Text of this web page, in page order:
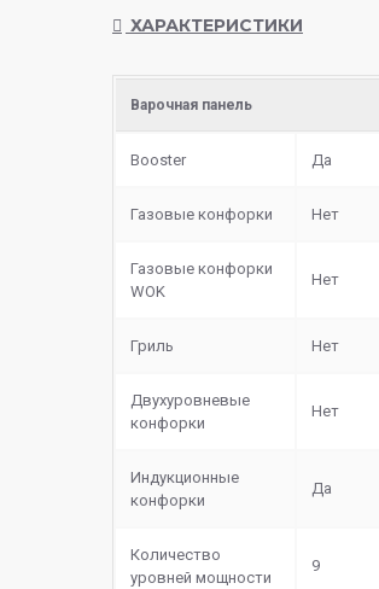
ХАРАКТЕРИСТИКИ
Варочная панель
Booster Да
Газовые конфорки Нет
Газовые конфорки
WOK
Нет
Гриль Нет
Двухуровневые
конфорки
Нет
Индукционные
конфорки
Да
Количество
уровней мощности
9